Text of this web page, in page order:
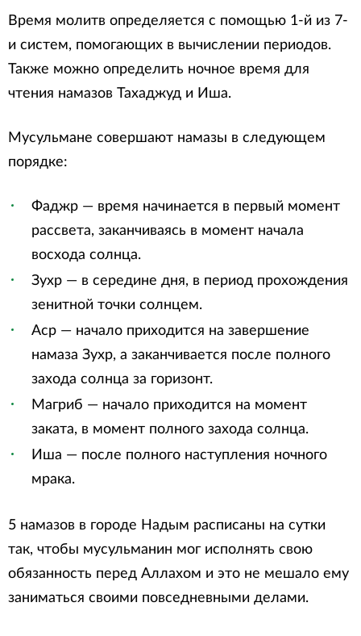
Время молитв определяется с помощью 1-й из 7-
и систем, помогающих в вычислении периодов.
Также можно определить ночное время для
чтения намазов Тахаджуд и Иша.
Мусульмане совершают намазы в следующем
порядке:
Фаджр — время начинается в первый момент
рассвета, заканчиваясь в момент начала
восхода солнца.
Зухр — в середине дня, в период прохождения
зенитной точки солнцем.
Аср — начало приходится на завершение
намаза Зухр, а заканчивается после полного
захода солнца за горизонт.
Магриб — начало приходится на момент
заката, в момент полного захода солнца.
Иша — после полного наступления ночного
мрака.
5 намазов в городе Надым расписаны на сутки
так, чтобы мусульманин мог исполнять свою
обязанность перед Аллахом и это не мешало ему
заниматься своими повседневными делами.